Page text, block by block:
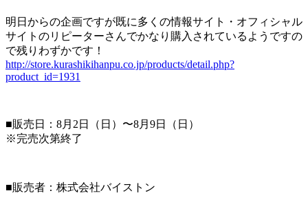
明日からの企画ですが既に多くの情報サイト・オフィシャル
サイトのリピーターさんでかなり購入されているようですの
で残りわずかです！
http://store.kurashikihanpu.co.jp/products/detail.php?
product_id=1931
■販売日：8月2日（日）〜8月9日（日）
※完売次第終了
■販売者：株式会社バイストン